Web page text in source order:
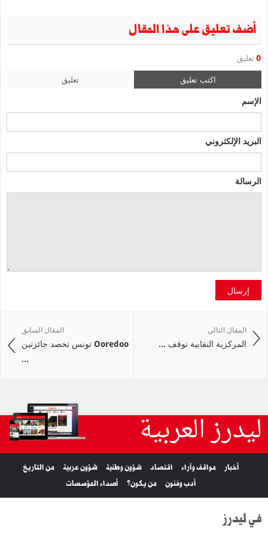
أضف تعليق على هذا المقال
0 تعليق
اكتب تعليق تعليق
الإسم
البريد الإلكتروني
الرسالة
إرسال
المقال السابق
Ooredoo تونس تحصد جائزتين
...
المقال التالي
المركزية النقابية توقف ...
ليدرز العربية
أخبار مواقف وآراء اقتصاد شؤون وطنية شؤون عربية
من التاريخ
أدب وفنون
من يكون؟ أصداء المؤسسات
في ليدرز